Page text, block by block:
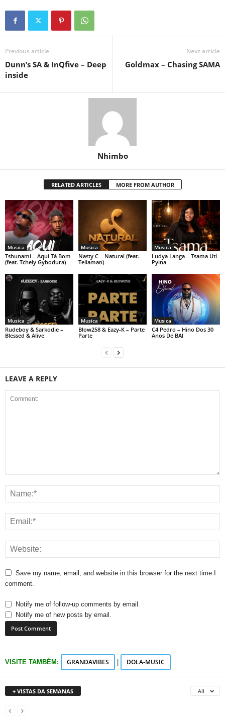
Previous article
Dunn’s SA & InQfive – Deep
inside
Next article
Goldmax – Chasing SAMA
Nhimbo
RELATED ARTICLES MORE FROM AUTHOR
Musica
Tshunami – Aqui Tá Bom
(feat. Tchely Gybodura)
Musica
Nasty C – Natural (feat.
Tellaman)
Musica
Ludya Langa – Tsama Uti
Pyina
Musica
Rudeboy & Sarkodie –
Blessed & Alive
Musica
Blow258 & Eazy-K – Parte
Parte
Musica
C4 Pedro – Hino Dos 30
Anos De BAI
LEAVE A REPLY
Save my name, email, and website in this browser for the next time I
comment.
Notify me of follow-up comments by email.
Notify me of new posts by email.
VISITE TAMBÉM: GRANDAVIBES DOLA-MUSIC
+ VISTAS DA SEMANAS All